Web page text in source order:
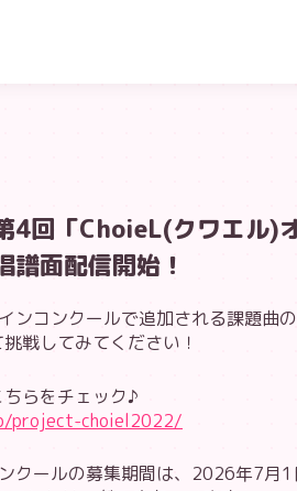
4回「ChoieL(クワエル)
譜面配信開始！
ンコンクールで追加される課題曲
戦してみてください！
らをチェック♪
project-choiel2022/
クールの募集期間は、2026年7月1